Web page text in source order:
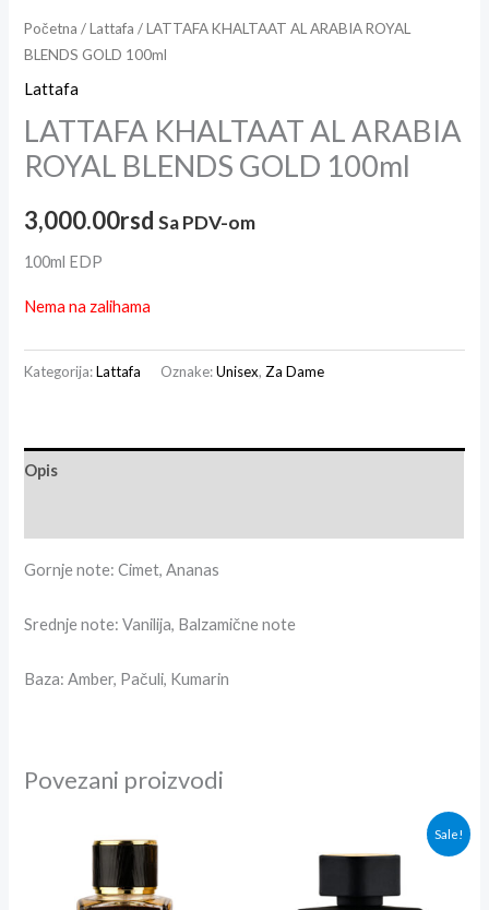
Početna /Lattafa / LATTAFA KHALTAAT AL ARABIA ROYAL
BLENDS GOLD 100ml
Lattafa
LATTAFA KHALTAAT AL ARABIA
ROYAL BLENDS GOLD 100ml
3,000.00rsd Sa PDV-om
100ml EDP
Nema na zalihama
Kategorija:Lattafa Oznake:Unisex, Za Dame
Opis
Gornje note: Cimet, Ananas
Srednje note: Vanilija, Balzamične note
Baza: Amber, Pačuli, Kumarin
Povezani proizvodi
Sale!
4,200.00rsd.
Trenutna
cena